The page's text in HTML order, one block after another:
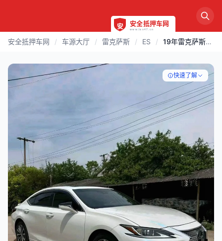
安全抵押车网 / 车源大厅 / 雷克萨斯 / ES / 19年雷克萨斯ES300h卓越版
快速了解